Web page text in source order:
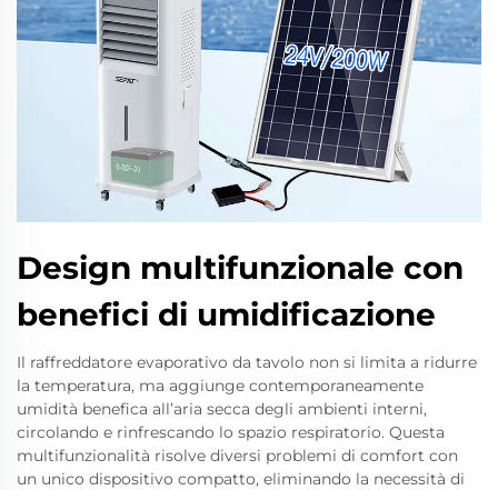
Design multifunzionale con
benefici di umidificazione
Il raffreddatore evaporativo da tavolo non si limita a ridurre
la temperatura, ma aggiunge contemporaneamente
umidità benefica all’aria secca degli ambienti interni,
circolando e rinfrescando lo spazio respiratorio. Questa
multifunzionalità risolve diversi problemi di comfort con
un unico dispositivo compatto, eliminando la necessità di